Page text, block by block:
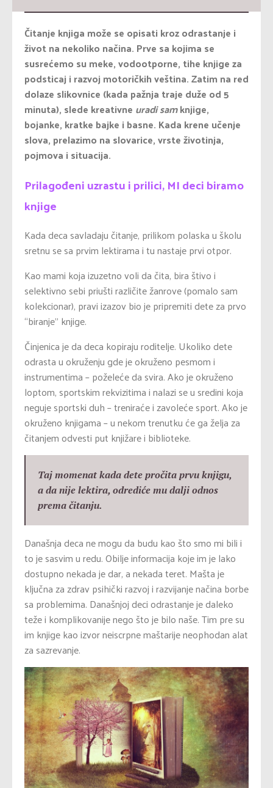
Čitanje knjiga može se opisati kroz odrastanje i
život na nekoliko načina. Prve sa kojima se
susrećemo su meke, vodootporne, tihe knjige za
podsticaj i razvoj motoričkih veština. Zatim na red
dolaze slikovnice (kada pažnja traje duže od 5
minuta), slede kreativne uradi samknjige,
bojanke, kratke bajke i basne. Kada krene učenje
slova, prelazimo na slovarice, vrste životinja,
pojmova i situacija.
Prilagođeni uzrastu i prilici, MI deci biramo
knjige
Kada deca savladaju čitanje, prilikom polaska u školu
sretnu se sa prvim lektirama i tu nastaje prvi otpor.
Kao mami koja izuzetno voli da čita, bira štivo i
selektivno sebi priušti različite žanrove (pomalo sam
kolekcionar), pravi izazov bio je pripremiti dete za prvo
“biranje” knjige.
Činjenica je da deca kopiraju roditelje. Ukoliko dete
odrasta u okruženju gde je okruženo pesmom i
instrumentima – poželeće da svira. Ako je okruženo
loptom, sportskim rekvizitima i nalazi se u sredini koja
neguje sportski duh – treniraće i zavoleće sport. Ako je
okruženo knjigama – u nekom trenutku će ga želja za
čitanjem odvesti put knjižare i biblioteke.
Taj momenat kada dete pročita prvu knjigu,
a da nije lektira, odrediće mu dalji odnos
prema čitanju.
Današnja deca ne mogu da budu kao što smo mi bili i
to je sasvim u redu. Obilje informacija koje im je lako
dostupno nekada je dar, a nekada teret. Mašta je
ključna za zdrav psihički razvoj i razvijanje načina borbe
sa problemima. Današnjoj deci odrastanje je daleko
teže i komplikovanije nego što je bilo naše. Tim pre su
im knjige kao izvor neiscrpne maštarije neophodan alat
za sazrevanje.